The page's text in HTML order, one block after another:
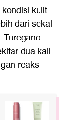
kulit
dari sekali
Turegano
dua kali
reaksi